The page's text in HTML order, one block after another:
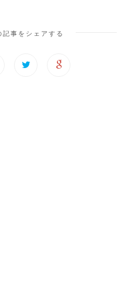
記事をシェアする